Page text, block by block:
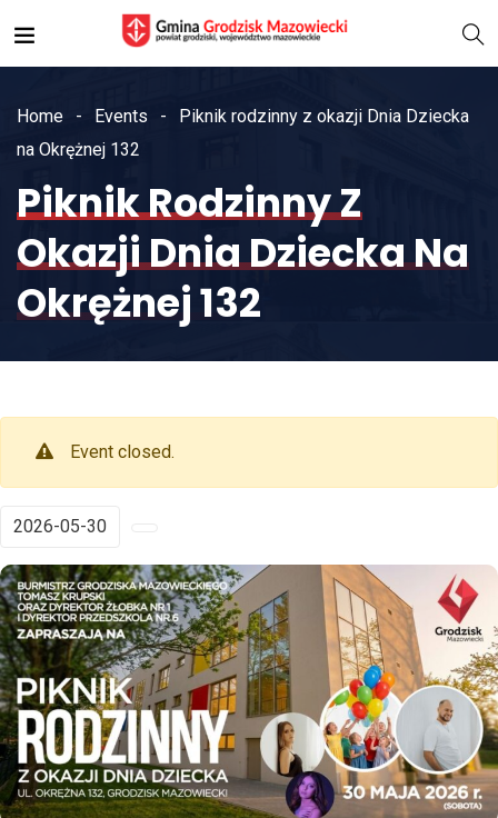
Home Events
Piknik rodzinny z okazji Dnia Dziecka
na Okrężnej 132
Piknik Rodzinny Z
Okazji Dnia Dziecka Na
Okrężnej 132
Event closed.
2026-05-30